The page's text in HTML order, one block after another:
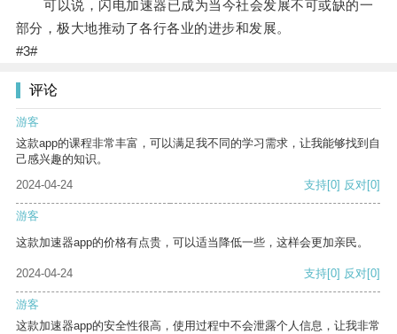
可以说，闪电加速器已成为当今社会发展不可或缺的一
部分，极大地推动了各行各业的进步和发展。
#3#
评论
游客
这款app的课程非常丰富，可以满足我不同的学习需求，让我能够找到自
己感兴趣的知识。
2024-04-24
支持[0] 反对[0]
游客
这款加速器app的价格有点贵，可以适当降低一些，这样会更加亲民。
2024-04-24 支持[0] 反对[0]
游客
这款加速器app的安全性很高，使用过程中不会泄露个人信息，让我非常